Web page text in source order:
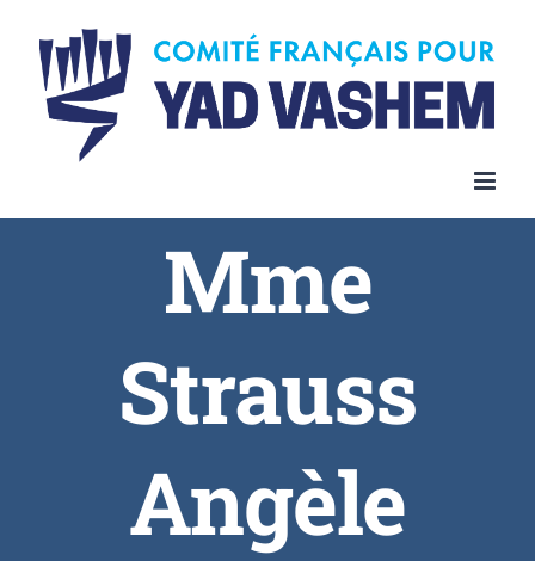
content
Mme
Strauss
Angèle